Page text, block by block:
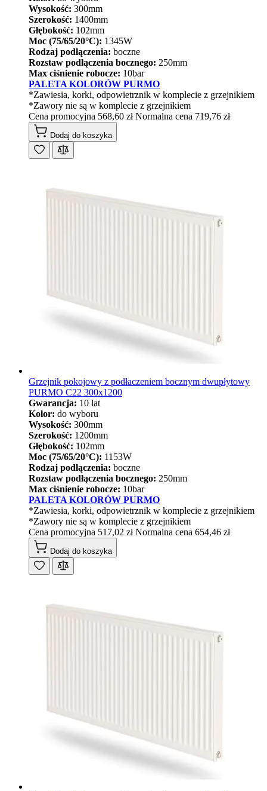
Wysokość: 300mm
Szerokość: 1400mm
Głębokość: 102mm
Moc (75/65/20°C): 1345W
Rodzaj podłączenia: boczne
Rozstaw podłączenia bocznego: 250mm
Max ciśnienie robocze: 10bar
PALETA KOLORÓW PURMO
*Zawiesia, korki, odpowietrznik w komplecie z grzejnikiem
*Zawory nie są w komplecie z grzejnikiem
Cena promocyjna 568,60 zł Normalna cena 719,76 zł
Dodaj do koszyka
Grzejnik pokojowy z podłaczeniem bocznym dwupłytowy
PURMO C22 300x1200
Gwarancja: 10 lat
Kolor: do wyboru
Wysokość: 300mm
Szerokość: 1200mm
Głębokość: 102mm
Moc (75/65/20°C): 1153W
Rodzaj podłączenia: boczne
Rozstaw podłączenia bocznego: 250mm
Max ciśnienie robocze: 10bar
PALETA KOLORÓW PURMO
*Zawiesia, korki, odpowietrznik w komplecie z grzejnikiem
*Zawory nie są w komplecie z grzejnikiem
Cena promocyjna 517,02 zł Normalna cena 654,46 zł
Dodaj do koszyka